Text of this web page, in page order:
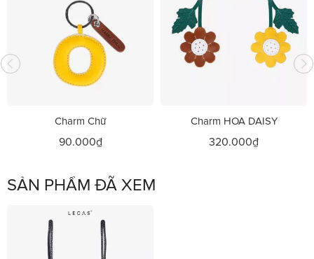
Charm Chữ
90.000₫
Charm HOA DAISY
320.000₫
SẢN PHẨM ĐÃ XEM